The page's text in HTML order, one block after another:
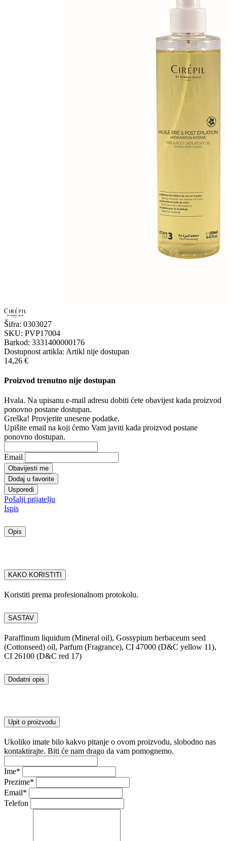
Šifra: 0303027
SKU: PVP17004
Barkod: 3331400000176
Dostupnost artikla: Artikl nije dostupan
14,26 €
Proizvod trenutno nije dostupan
Hvala. Na upisanu e-mail adresu dobiti ćete obavijest kada proizvod
ponovno postane dostupan.
Greška! Provjerite unesene podatke.
Upišite email na koji ćemo Vam javiti kada proizvod postane
ponovno dostupan.
Email
Obavijesti me
Dodaj u favorite
Usporedi
Pošalji prijatelju
Ispis
Opis
KAKO KORISTITI
Koristiti prema profesionalnom protokolu.
SASTAV
Paraffinum liquidum (Mineral oil), Gossypium herbaceum seed
(Cottonseed) oil, Parfum (Fragrance), CI 47000 (D&C yellow 11),
CI 26100 (D&C red 17)
Dodatni opis
Upit o proizvodu
Ukoliko imate bilo kakvo pitanje o ovom proizvodu, slobodno nas
kontaktirajte. Biti će nam drago da vam pomognemo.
Ime*
Prezime*
Email*
Telefon